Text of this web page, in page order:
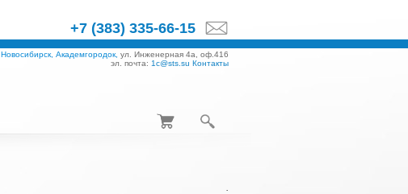
+7 (383) 335-66-15
Новосибирск, Академгородок, ул. Инженерная 4а, оф.416
эл. почта: 1c@sts.su Контакты
.